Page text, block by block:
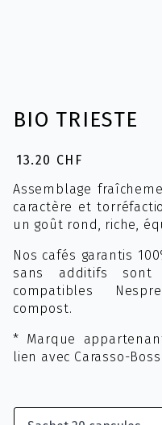
BIO TRIESTE
13.20 CHF
Assemblage
caractère et
un goût rond, riche,
Nos cafés garantis
sans additifs sont
compatibles
compost.
* Marque
lien avec Carasso-